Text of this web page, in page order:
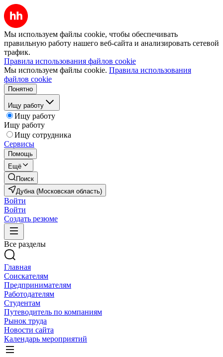
Мы используем файлы cookie, чтобы обеспечивать
правильную работу нашего веб-сайта и анализировать сетевой
трафик.
Правила использования файлов cookie
Мы используем файлы cookie. Правила использования
файлов cookie
Понятно
Ищу работу
Ищу работу
Ищу работу
Ищу сотрудника
Сервисы
Помощь
Ещё
Поиск
Дубна (Московская область)
Войти
Войти
Создать резюме
Все разделы
Главная
Соискателям
Предпринимателям
Работодателям
Студентам
Путеводитель по компаниям
Рынок труда
Новости сайта
Календарь мероприятий